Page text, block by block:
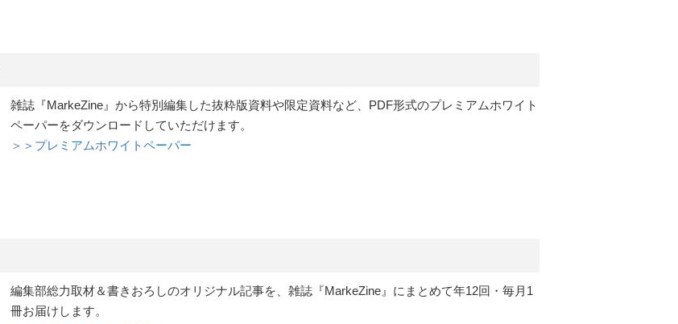
雑誌『MarkeZine』から特別編集した抜粋版資料や限定資料など、PDF形式のプレミアムホワイト
ペーパーをダウンロードしていただけます。
＞＞プレミアムホワイトペーパー
編集部総力取材＆書きおろしのオリジナル記事を、雑誌『MarkeZine』にまとめて年12回・毎月1
冊お届けします。